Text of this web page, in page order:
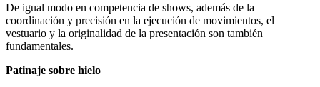
De igual modo en competencia de shows, además de la
coordinación y precisión en la ejecución de movimientos, el
vestuario y la originalidad de la presentación son también
fundamentales.
Patinaje sobre hielo